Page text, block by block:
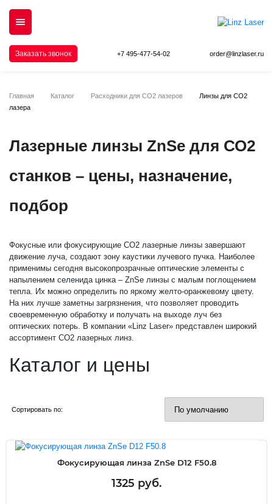
Заказать звонок +7 495-477-54-02 order@linzlaser.ru
Главная Каталог Расходники для СО2 лазеров
Линзы для СО2
лазера
Лазерные линзы ZnSe для СО2
станков – цены, назначение,
подбор
Фокусные или фокусирующие СО2 лазерные линзы завершают
движение луча, создают зону каустики лучевого пучка. Наиболее
применимы сегодня высокопрозрачные оптические элементы с
напылением селенида цинка – ZnSe линзы с малым поглощением
тепла. Их можно определить по яркому желто-оранжевому цвету.
На них лучше заметны загрязнения, что позволяет проводить
своевременную обработку и получать на выходе луч без
оптических потерь. В компании «Linz Laser» представлен широкий
ассортимент СО2 лазерных линз.
Каталог и цены
Сортировать по:
Фокусирующая линза ZnSe D12 F50.8
1325 руб.